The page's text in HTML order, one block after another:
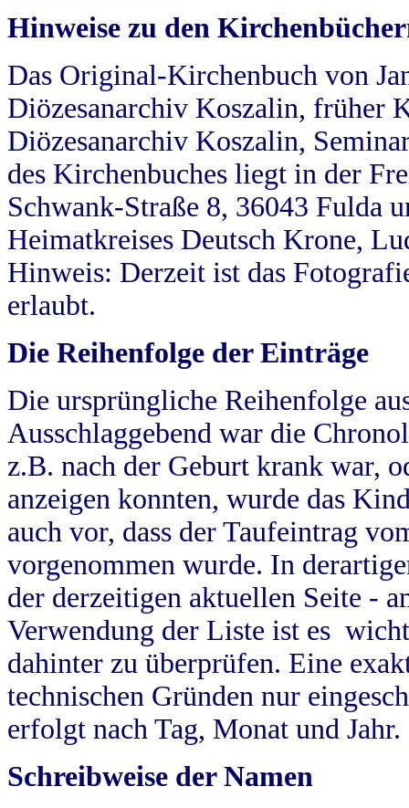
Hinweise zu den
Das Original-Kirchenbuch von
Diözesanarchiv Koszalin, früher
Diözesanarchiv Koszalin,
des Kirchenbuches liegt in der
Schwank-Straße 8, 36043 Fulda
Heimatkreises Deutsch Krone,
Hinweis: Derzeit ist das
erlaubt.
Die Reihenfolge der Einträge
Die ursprüngliche Reihenfolge
Ausschlaggebend war die
z.B. nach der Geburt krank war,
anzeigen konnten, wurde das
auch vor, dass der Taufeintrag
vorgenommen wurde. In
der derzeitigen aktuellen Seite -
Verwendung der Liste ist es
dahinter zu überprüfen. Eine
technischen Gründen nur
erfolgt nach Tag, Monat und Jahr.
Schreibweise der Namen